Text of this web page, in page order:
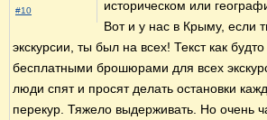
#10
историческом или
Вот и у нас в Крыму, если
экскурсии, ты был на всех! Текст как
бесплатными брошюрами для всех
люди спят и просят делать остановки
перекур. Тяжело выдерживать. Но очень